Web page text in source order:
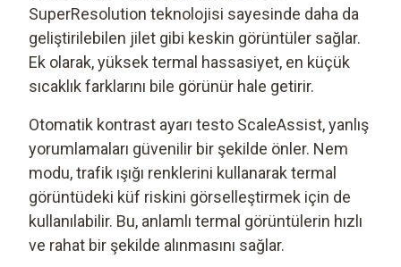
SuperResolution teknolojisi sayesinde daha da
geliştirilebilen jilet gibi keskin görüntüler sağlar.
Ek olarak, yüksek termal hassasiyet, en küçük
sıcaklık farklarını bile görünür hale getirir.
Otomatik kontrast ayarı testo ScaleAssist, yanlış
yorumlamaları güvenilir bir şekilde önler. Nem
modu, trafik ışığı renklerini kullanarak termal
görüntüdeki küf riskini görselleştirmek için de
kullanılabilir. Bu, anlamlı termal görüntülerin hızlı
ve rahat bir şekilde alınmasını sağlar.